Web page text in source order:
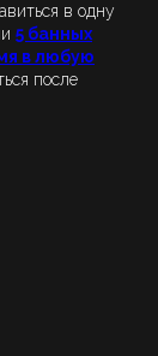
в одну
5 банных
в любую
после